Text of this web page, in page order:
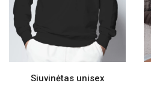
Siuvinėtas unisex